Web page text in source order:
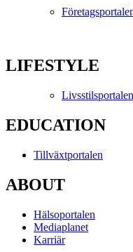
LIFESTYLE
Livsstilsportalen
EDUCATION
Tillväxtportalen
ABOUT
Hälsoportalen
Mediaplanet
Karriär